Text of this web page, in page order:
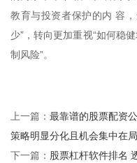
教育与投资者保护的内 容
少”，转向更加重视“如何稳
制风险”。
上一篇： 最靠谱的股票配资
策略明显分化且机会集中在
下一篇： 股票杠杆软件排名